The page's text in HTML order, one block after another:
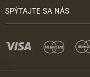
SPÝTAJTE SA NÁS